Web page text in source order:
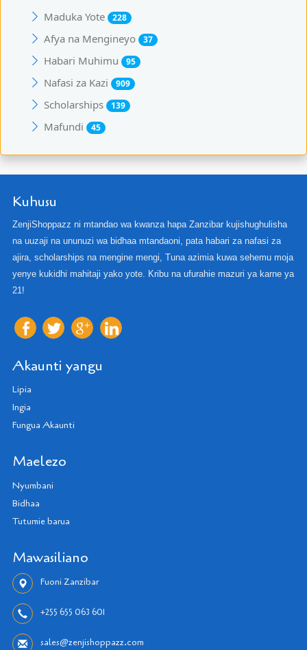
Maduka Yote 228
Afya na Mengineyo 37
Habari Muhimu 95
Nafasi za Kazi 909
Scholarships 139
Mafundi 45
Kuhusu
ZenjiShoppazz ni mtandao wa kwanza hapa Zanzibar kujishughulisha
na uuzaji na ununuzi wa bidhaa mtandaoni, pata habari za nafasi za
ajira, scholarships na mengine mengi, Tuna azimia kuwa sehemu moja
yenye kukidhi mahitaji yako yote. Kribu na ufurahie mazuri ya karne ya
21!
Akaunti yangu
Lipia
Ingia
Fungua Akaunti
Maelezo
Nyumbani
Bidhaa
Tutumie barua
Mawasiliano
Fuoni Zanzibar
+255 655 063 601
sales@zenjishoppazz.com